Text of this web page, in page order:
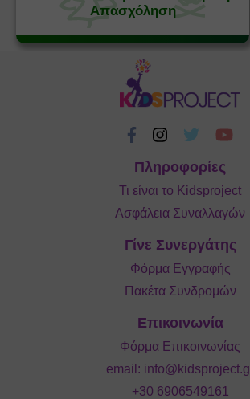
Απασχόληση
Πληροφορίες
Τι είναι το Kidsproject
Ασφάλεια Συναλλαγών
Γίνε Συνεργάτης
Φόρμα Εγγραφής
Πακέτα Συνδρομών
Επικοινωνία
Φόρμα Επικοινωνίας
email:
+30 6906549161